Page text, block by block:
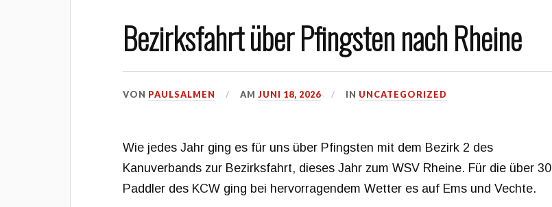
Bezirksfahrt über Pfingsten nach Rheine
VON PAULSALMEN AMJUNI 18, 2026 IN UNCATEGORIZED
Wie jedes Jahr ging es für uns über Pfingsten mit dem Bezirk 2 des
Kanuverbands zur Bezirksfahrt, dieses Jahr zum WSV Rheine. Für die über 30
Paddler des KCW ging bei hervorragendem Wetter es auf Ems und Vechte.